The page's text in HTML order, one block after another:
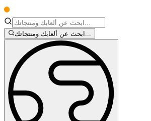
ابحث عن ألعابك ومنتجاتك...